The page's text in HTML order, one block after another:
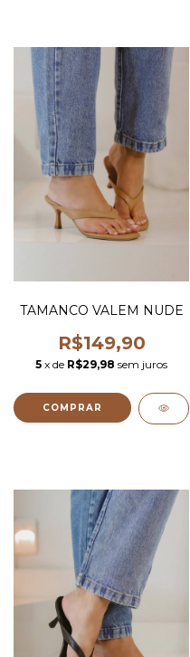
TAMANCO VALEM NUDE
R$149,90
5 x de R$29,98 sem juros
COMPRAR